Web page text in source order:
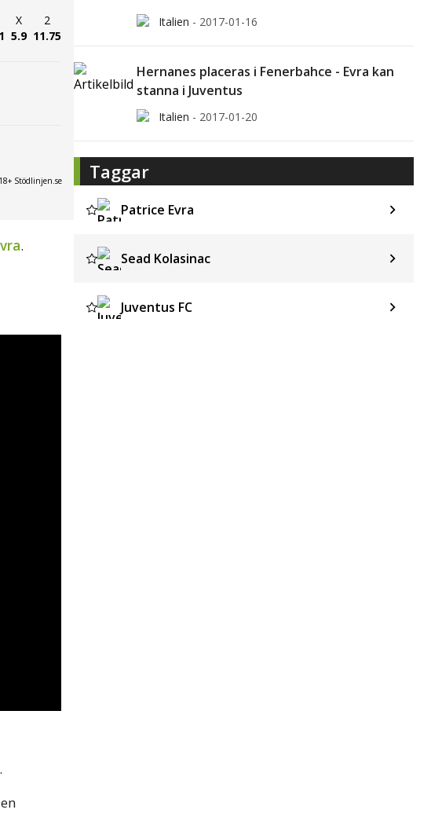
X
5.9
2
11.75
18+ Stödlinjen.se
.
Italien - 2017-01-16
Hernanes placeras i Fenerbahce - Evra kan
stanna i Juventus
Italien - 2017-01-20
Taggar
Patrice Evra
Sead Kolasinac
Juventus FC